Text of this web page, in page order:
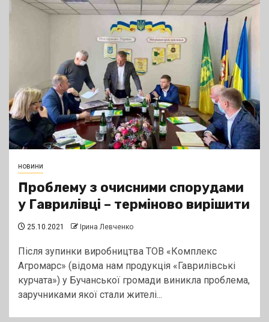
новини
Проблему з очисними спорудами
у Гаврилівці – терміново вирішити
25.10.2021 Ірина Левченко
Після зупинки виробництва ТОВ «Комплекс
Агромарс» (відома нам продукція «Гаврилівські
курчата») у Бучанської громади виникла проблема,
заручниками якої стали жителі...